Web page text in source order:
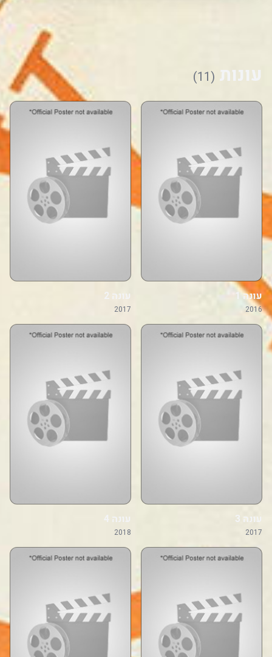
עונות (11)
עונה 1
2016
עונה 2
2017
עונה 3
2017
עונה 4
2018